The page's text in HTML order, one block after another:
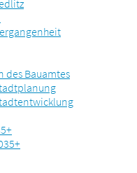
des Bauamtes